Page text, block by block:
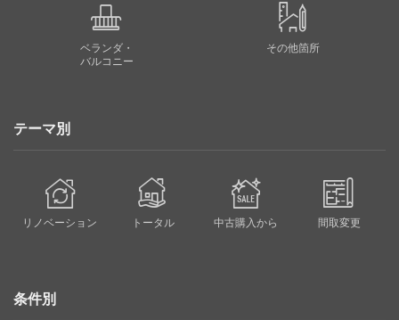
ベランダ・
バルコニー
その他箇所
テーマ別
リノベーション トータル 中古購入から 間取変更
条件別